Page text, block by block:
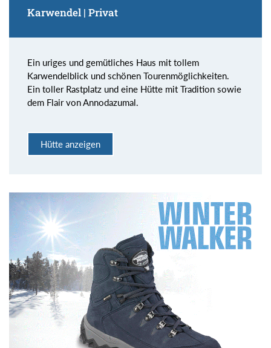
Karwendel | Privat
Ein uriges und gemütliches Haus mit tollem
Karwendelblick und schönen Tourenmöglichkeiten.
Ein toller Rastplatz und eine Hütte mit Tradition sowie
dem Flair von Annodazumal.
Hütte anzeigen